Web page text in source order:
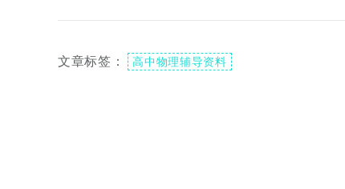
文章标签： 高中物理辅导资料